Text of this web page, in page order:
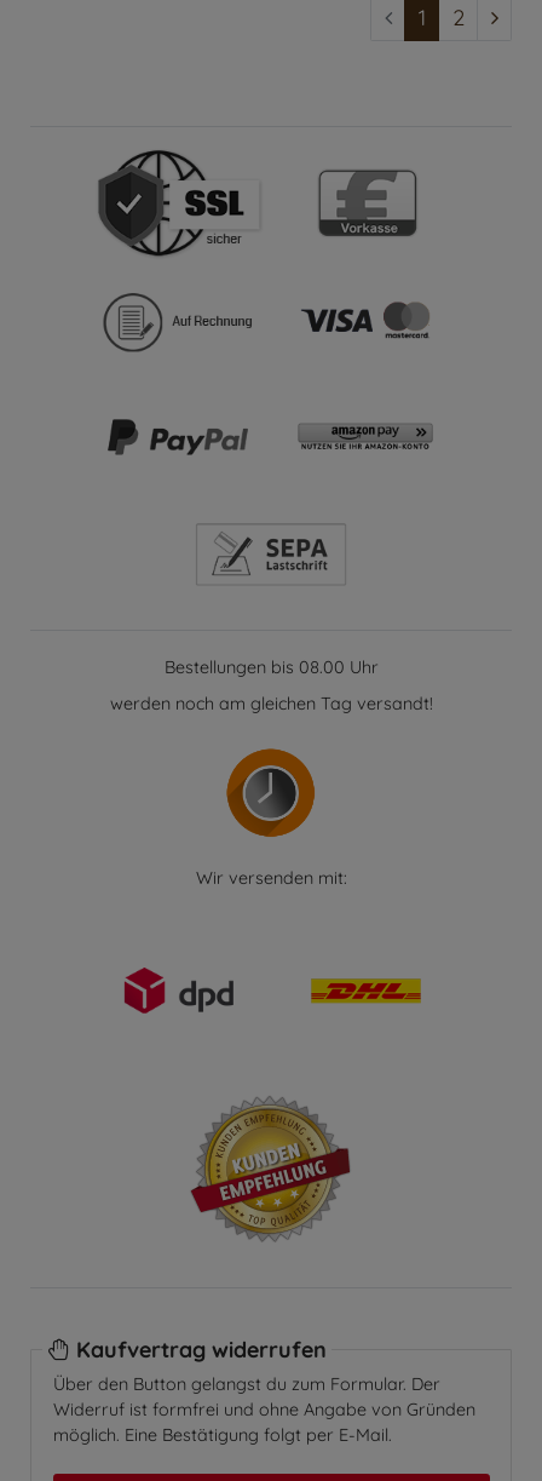
1 2
Bestellungen bis 08.00 Uhr
werden noch am gleichen Tag versandt!
Wir versenden mit:
Kaufvertrag widerrufen
Über den Button gelangst du zum Formular. Der
Widerruf ist formfrei und ohne Angabe von Gründen
möglich. Eine Bestätigung folgt per E-Mail.